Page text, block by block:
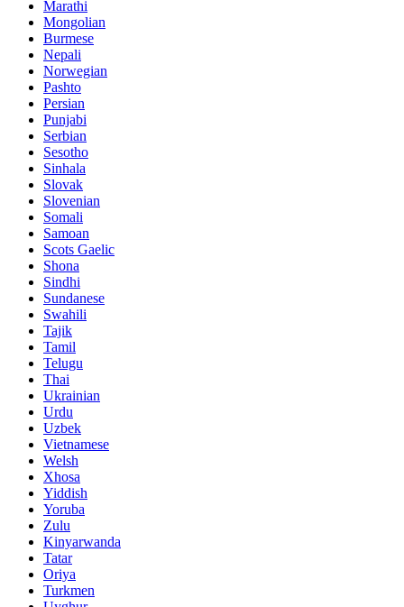
Marathi
Mongolian
Burmese
Nepali
Norwegian
Pashto
Persian
Punjabi
Serbian
Sesotho
Sinhala
Slovak
Slovenian
Somali
Samoan
Scots Gaelic
Shona
Sindhi
Sundanese
Swahili
Tajik
Tamil
Telugu
Thai
Ukrainian
Urdu
Uzbek
Vietnamese
Welsh
Xhosa
Yiddish
Yoruba
Zulu
Kinyarwanda
Tatar
Oriya
Turkmen